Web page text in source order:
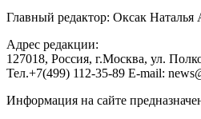
Главный редактор: Оксак Наталья
Адрес редакции:
127018, Россия, г.Москва, ул.
Тел.+7(499) 112-35-89 E-mail:
Информация на сайте